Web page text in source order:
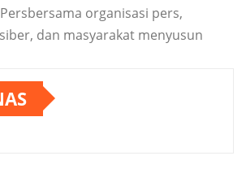
organisasi pers,
dan masyarakat menyusun